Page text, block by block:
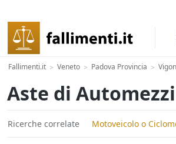
Fallimenti.it > Veneto > Padova Provincia >
Aste di
Ricerche correlate Motoveicolo o